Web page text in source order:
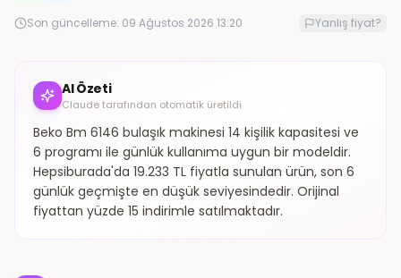
Son güncelleme: 09 Ağustos 2026 13:20 Yanlış fiyat?
AI Özeti
Claude tarafından otomatik üretildi
Beko Bm 6146 bulaşık makinesi 14 kişilik kapasitesi ve
6 programı ile günlük kullanıma uygun bir modeldir.
Hepsiburada'da 19.233 TL fiyatla sunulan ürün, son 6
günlük geçmişte en düşük seviyesindedir. Orijinal
fiyattan yüzde 15 indirimle satılmaktadır.